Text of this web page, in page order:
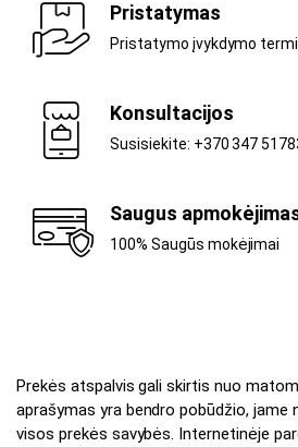
Pristatymas
Pristatymo įvykdymo
Konsultacijos
Susisiekite: +370 347
Saugus
100% Saugūs mokėjimai
Prekės atspalvis gali skirtis nuo
aprašymas yra bendro pobūdžio, jame
visos prekės savybės. Internetinėje